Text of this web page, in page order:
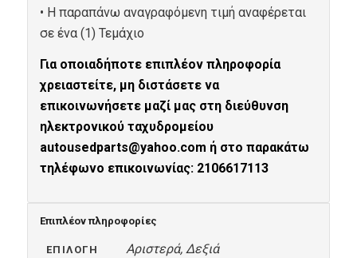
• Η παραπάνω αναγραφόμενη τιμή αναφέρεται
σε ένα (1) Τεμάχιο
Για οποιαδήποτε επιπλέον πληροφορία
χρειαστείτε, μη διστάσετε να
επικοινωνήσετε μαζί μας στη διεύθυνση
ηλεκτρονικού ταχυδρομείου
autousedparts@yahoo.com ή στο παρακάτω
τηλέφωνο επικοινωνίας: 2106617113
Επιπλέον πληροφορίες
ΕΠΙΛΟΓΉ
Αριστερά, Δεξιά